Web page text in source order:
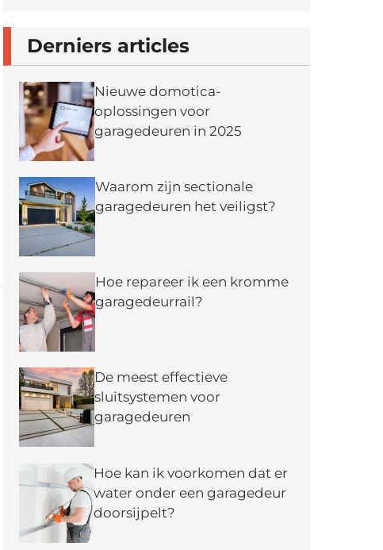
Derniers articles
Nieuwe domotica-
oplossingen voor
garagedeuren in 2025
Waarom zijn sectionale
garagedeuren het veiligst?
Hoe repareer ik een kromme
garagedeurrail?
De meest effectieve
sluitsystemen voor
garagedeuren
Hoe kan ik voorkomen dat er
water onder een garagedeur
doorsijpelt?